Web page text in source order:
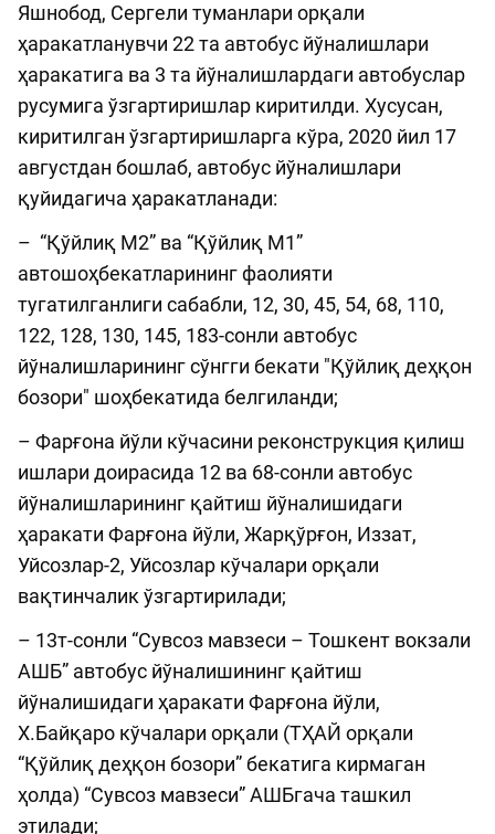
Яшнобод, Сергели туманлари орқали
ҳаракатланувчи 22 та автобус йўналишлари
ҳаракатига ва 3 та йўналишлардаги автобуслар
русумига ўзгартиришлар киритилди. Хусусан,
киритилган ўзгартиришларга кўра, 2020 йил 17
августдан бошлаб, автобус йўналишлари
қуйидагича ҳаракатланади:
– “Қўйлиқ М2” ва “Қўйлиқ М1”
автошоҳбекатларининг фаолияти
тугатилганлиги сабабли, 12, 30, 45, 54, 68, 110,
122, 128, 130, 145, 183-сонли автобус
йўналишларининг сўнгги бекати "Қўйлиқ деҳқон
бозори" шоҳбекатида белгиланди;
– Фарғона йўли кўчасини реконструкция қилиш
ишлари доирасида 12 ва 68-сонли автобус
йўналишларининг қайтиш йўналишидаги
ҳаракати Фарғона йўли, Жарқўрғон, Иззат,
Уйсозлар-2, Уйсозлар кўчалари орқали
вақтинчалик ўзгартирилади;
– 13т-сонли “Сувсоз мавзеси – Тошкент вокзали
АШБ” автобус йўналишининг қайтиш
йўналишидаги ҳаракати Фарғона йўли,
Х.Байқаро кўчалари орқали (ТҲАЙ орқали
“Қўйлиқ деҳқон бозори” бекатига кирмаган
ҳолда) “Сувсоз мавзеси” АШБгача ташкил
этилади;